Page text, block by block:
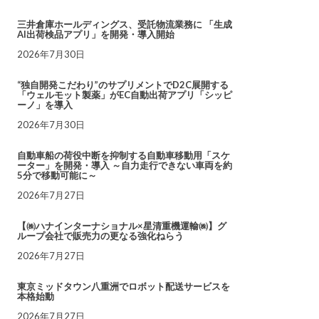
三井倉庫ホールディングス、受託物流業務に 「生成
AI出荷検品アプリ」を開発・導入開始
2026年7月30日
“独自開発こだわり”のサプリメントでD2C展開する
「ウェルモット製薬」がEC自動出荷アプリ「シッピ
ーノ」を導入
2026年7月30日
自動車船の荷役中断を抑制する自動車移動用「スケ
ーター」を開発・導入 ～自力走行できない車両を約
5分で移動可能に～
2026年7月27日
【㈱ハナインターナショナル×星清重機運輸㈱】グ
ループ会社で販売力の更なる強化ねらう
2026年7月27日
東京ミッドタウン八重洲でロボット配送サービスを
本格始動
2026年7月27日